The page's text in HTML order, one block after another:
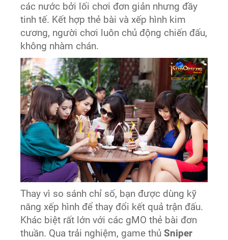
các nước bởi lối chơi đơn giản nhưng đầy
tinh tế. Kết hợp thẻ bài và xếp hình kim
cương, người chơi luôn chủ động chiến đấu,
không nhàm chán.
Thay vì so sánh chỉ số, bạn được dùng kỹ
năng xếp hình để thay đổi kết quả trận đấu.
Khác biệt rất lớn với các gMO thẻ bài đơn
thuần. Qua trải nghiệm, game thủ Sniper